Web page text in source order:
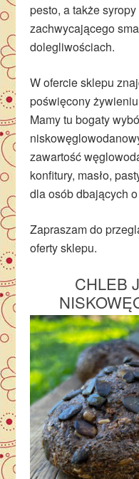
pesto, a także
zachwycającego
dolegliwościach.
W ofercie sklepu
poświęcony
Mamy tu bogaty
zawartość
konfitury, masło,
dla osób dbających
Zapraszam do
oferty sklepu.
CHLEB